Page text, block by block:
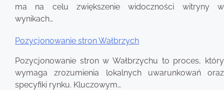
ma na celu zwiększenie widoczności witryny w
wynikach…
Pozycjonowanie stron Wałbrzych
Pozycjonowanie stron w Wałbrzychu to proces, który
wymaga zrozumienia lokalnych uwarunkowań oraz
specyfiki rynku. Kluczowym…